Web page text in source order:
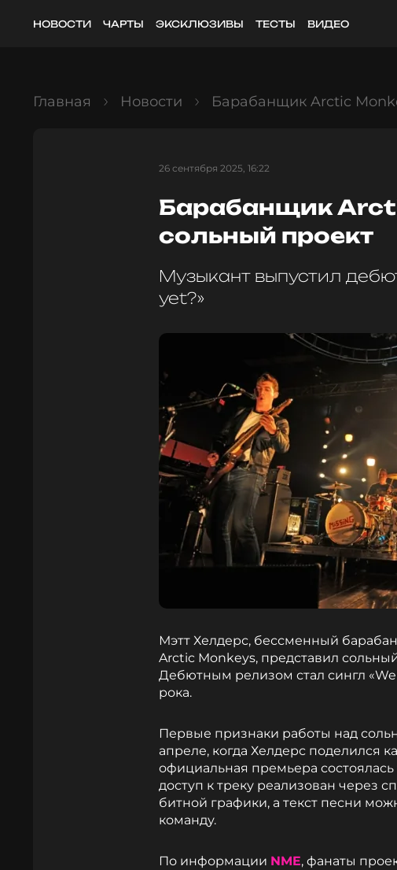
НОВОСТИ ЧАРТЫ ЭКСКЛЮЗИВЫ ТЕСТЫ ВИДЕО
Главная Новости Барабанщик Arctic
26 сентября 2025, 16:22
Барабанщик
сольный проект
Музыкант выпустил
yet?»
Мэтт Хелдерс, бессменный
Arctic Monkeys, представил
Дебютным релизом стал сингл
рока.
Первые признаки работы над
апреле, когда Хелдерс поделился
официальная премьера
доступ к треку реализован через
битной графики, а текст песни
команду.
По информации NME, фанаты